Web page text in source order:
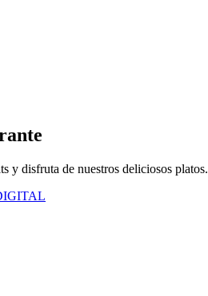
y disfruta de nuestros deliciosos platos.